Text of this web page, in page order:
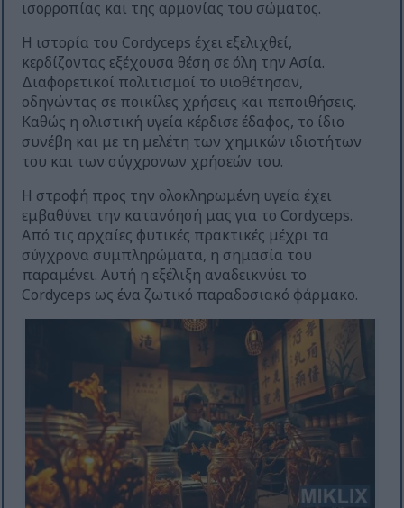
ισορροπίας και της αρμονίας του σώματος.
Η ιστορία του Cordyceps έχει εξελιχθεί,
κερδίζοντας εξέχουσα θέση σε όλη την Ασία.
Διαφορετικοί πολιτισμοί το υιοθέτησαν,
οδηγώντας σε ποικίλες χρήσεις και πεποιθήσεις.
Καθώς η ολιστική υγεία κέρδισε έδαφος, το ίδιο
συνέβη και με τη μελέτη των χημικών ιδιοτήτων
του και των σύγχρονων χρήσεών του.
Η στροφή προς την ολοκληρωμένη υγεία έχει
εμβαθύνει την κατανόησή μας για το Cordyceps.
Από τις αρχαίες φυτικές πρακτικές μέχρι τα
σύγχρονα συμπληρώματα, η σημασία του
παραμένει. Αυτή η εξέλιξη αναδεικνύει το
Cordyceps ως ένα ζωτικό παραδοσιακό φάρμακο.